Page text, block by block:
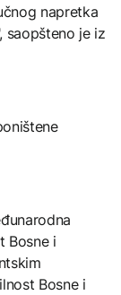
napretka
saopšteno je iz
Bosne i
Bosne i